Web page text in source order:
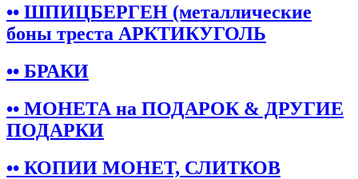
•• ШПИЦБЕРГЕН (металлические
боны треста АРКТИКУГОЛЬ
•• БРАКИ
•• МОНЕТА на ПОДАРОК & ДРУГИЕ
ПОДАРКИ
•• КОПИИ МОНЕТ, СЛИТКОВ